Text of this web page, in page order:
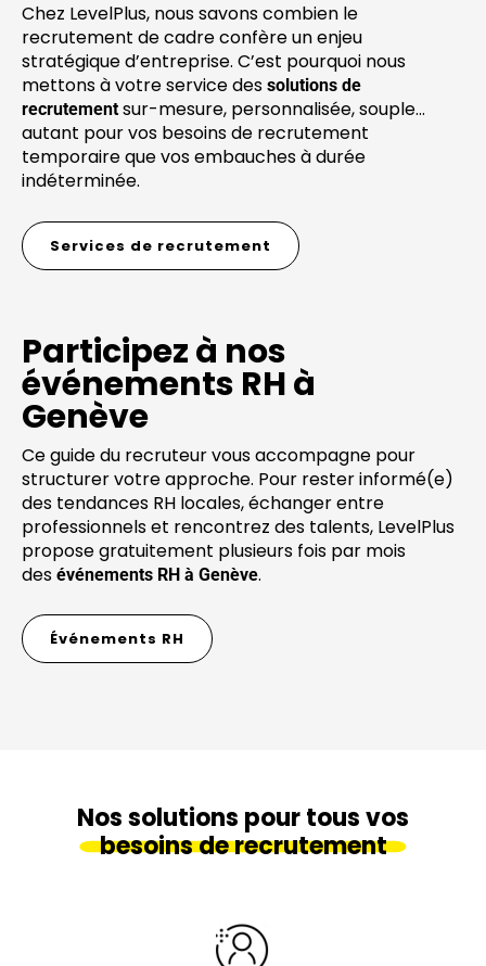
Chez LevelPlus, nous savons combien le
recrutement de cadre confère un enjeu
stratégique d’entreprise. C’est pourquoi nous
mettons à votre service des solutions de
recrutement sur-mesure, personnalisée, souple…
autant pour vos besoins de recrutement
temporaire que vos embauches à durée
indéterminée.
Services de recrutement
Participez à nos
événements RH à
Genève
Ce guide du recruteur vous accompagne pour
structurer votre approche. Pour rester informé(e)
des tendances RH locales, échanger entre
professionnels et rencontrez des talents, LevelPlus
propose gratuitement plusieurs fois par mois
des événements RH à Genève.
Événements RH
Nos solutions pour tous vos
besoins de recrutement